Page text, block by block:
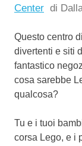
Center di
Questo centro
divertenti e siti
fantastico
cosa sarebbe
qualcosa?
Tu e i tuoi
corsa Lego, e i